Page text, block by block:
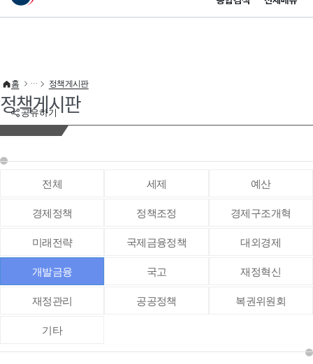
이 누리집은 대한민국 공식 전자정부 누리집입니다.
공유하기
홈 정책게시판
정책게시판
전체 세제 예산
경제정책 정책조정 경제구조개혁
미래전략 국제금융정책 대외경제
개발금융 국고 재정혁신
재정관리 공공정책 복권위원회
기타